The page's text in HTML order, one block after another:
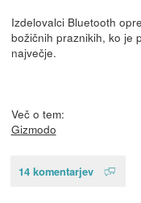
Izdelovalci Bluetooth
božičnih praznikih, ko je
največje.
Več o tem:
Gizmodo
14 komentarjev